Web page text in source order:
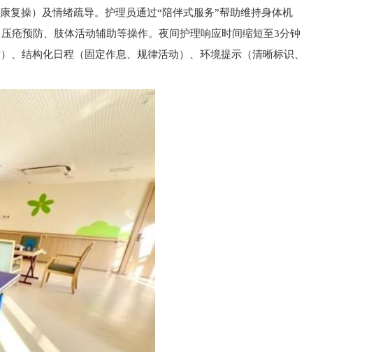
复操）及情绪疏导。护理员通过“陪伴式服务”帮助维持身体机
疮预防、肢体活动辅助等操作。夜间护理响应时间缩短至3分钟
结构化日程（固定作息、规律活动）、环境提示（清晰标识、